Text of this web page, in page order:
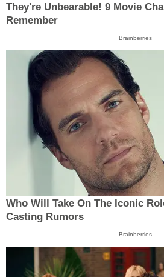
They're Unbearable! 9 Movie
Remember
Brainberries
Who Will Take On The Iconic
Casting Rumors
Brainberries